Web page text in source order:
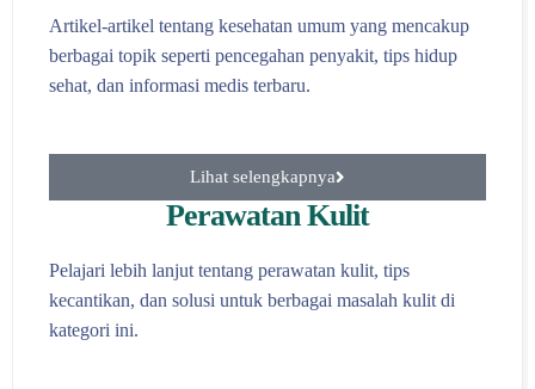
Artikel-artikel tentang kesehatan umum yang mencakup
berbagai topik seperti pencegahan penyakit, tips hidup
sehat, dan informasi medis terbaru.
Lihat selengkapnya
Perawatan Kulit
Pelajari lebih lanjut tentang perawatan kulit, tips
kecantikan, dan solusi untuk berbagai masalah kulit di
kategori ini.